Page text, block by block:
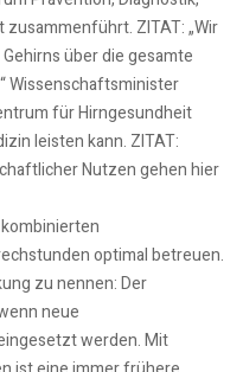
ZITAT: „Wir
über die gesamte
Wissenschaftsminister
für Hirngesundheit
leisten kann. ZITAT:
Nutzen gehen hier
optimal betreuen.
zu nennen: Der
neue
werden. Mit